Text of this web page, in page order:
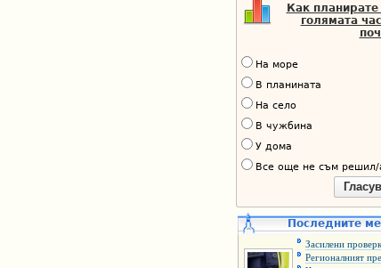
Как
голямата
На море
В планината
На село
В чужбина
У дома
Все още не съм решил/
Последните
Засилени
Регионалният